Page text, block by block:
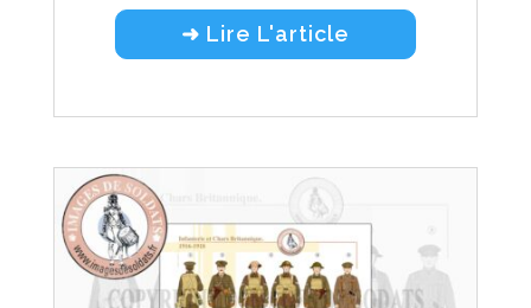
➜ Lire L'article